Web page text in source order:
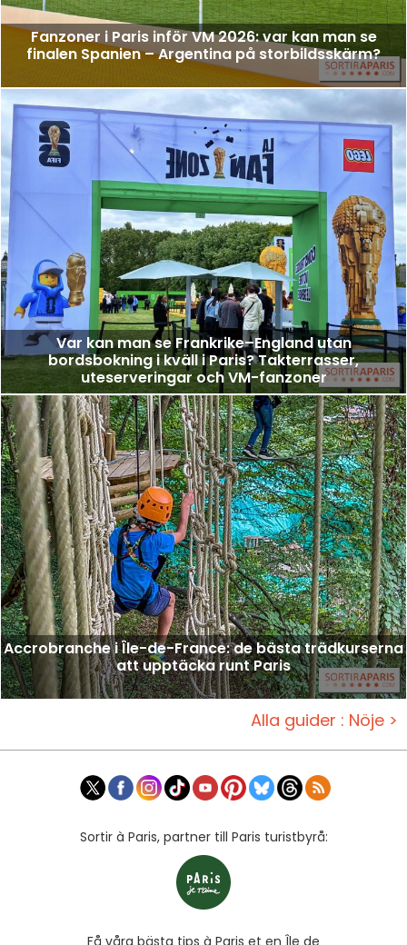
Fanzoner i Paris inför VM 2026: var kan man se
finalen Spanien – Argentina på storbildsskärm?
Var kan man se Frankrike–England utan
bordsbokning i kväll i Paris? Takterrasser,
uteserveringar och VM-fanzoner
Accrobranche i Île-de-France: de bästa trädkurserna
att upptäcka runt Paris
Alla guider : Nöje >
Sortir à Paris, partner till Paris turistbyrå: